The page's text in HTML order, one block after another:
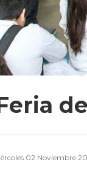
Feria
02 Noviembre